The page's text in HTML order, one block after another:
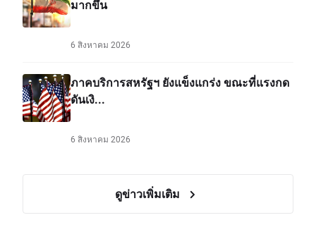
มากขึ้น
6 สิงหาคม 2026
ภาคบริการสหรัฐฯ ยังแข็งแกร่ง ขณะที่แรงกด
ดันเงิ...
6 สิงหาคม 2026
ดูข่าวเพิ่มเติม